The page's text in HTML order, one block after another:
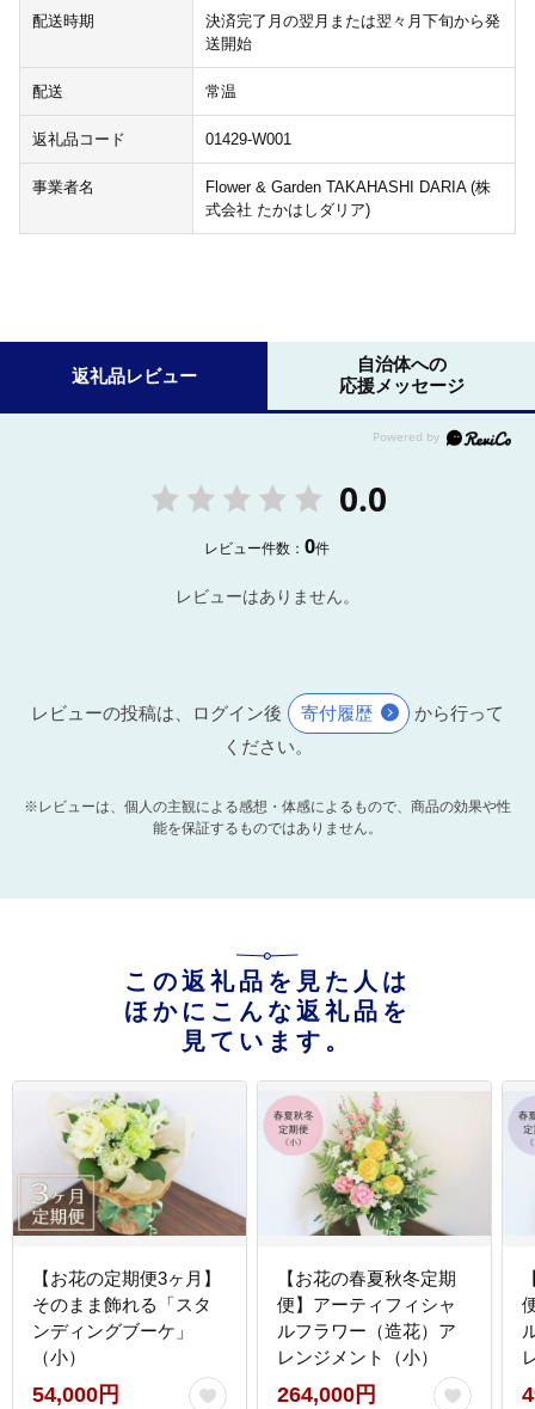
配送時期
決済完了月の翌月または翌々月下旬から発
送開始
配送 常温
返礼品コード 01429-W001
事業者名
Flower & Garden TAKAHASHI DARIA (株
式会社 たかはしダリア)
返礼品レビュー
自治体への
応援メッセージ
0.0
レビュー件数：0件
レビューはありません。
レビューの投稿は、ログイン後 寄付履歴
から行って
ください。
※レビューは、個人の主観による感想・体感によるもので、商品の効果や性
能を保証するものではありません。
この返礼品を見た人は
ほかにこんな返礼品を
見ています。
【お花の定期便3ヶ月】
そのまま飾れる「スタ
ンディングブーケ」
（小）
54,000円
【お花の春夏秋冬定期
便】アーティフィシャ
ルフラワー（造花）ア
レンジメント（小）
264,000円